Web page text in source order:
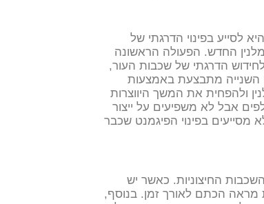
לסייע בפינוי הדרגתי של
החדש. הפעולה הראשונה
הדרגתי של שכבות העור,
השנייה מתבצעת באמצעות
ולהפחית את המשך היווצרות
אבל לא משפיעים על ייצור
מסייעים בפינוי הפיגמנט שכבר
החיצוניות. כאשר יש
מראה הכתם לאורך זמן. בנוסף,